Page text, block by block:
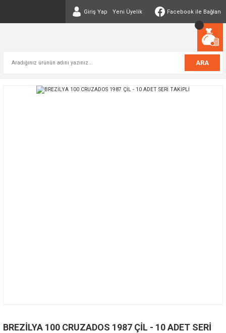
Giriş Yap Yeni Üyelik Facebook ile Bağlan
ARA
BREZİLYA 100 CRUZADOS 1987 ÇİL - 10 ADET SERİ